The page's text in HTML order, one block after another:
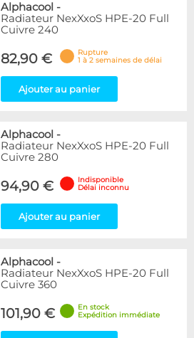
Alphacool -
Radiateur NexXxoS HPE-20 Full
Cuivre 240
82,90 €
Rupture
1 à 2 semaines de délai
Ajouter au panier
Alphacool -
Radiateur NexXxoS HPE-20 Full
Cuivre 280
94,90 €
Indisponible
Délai inconnu
Ajouter au panier
Alphacool -
Radiateur NexXxoS HPE-20 Full
Cuivre 360
101,90 €
En stock
Expédition immédiate